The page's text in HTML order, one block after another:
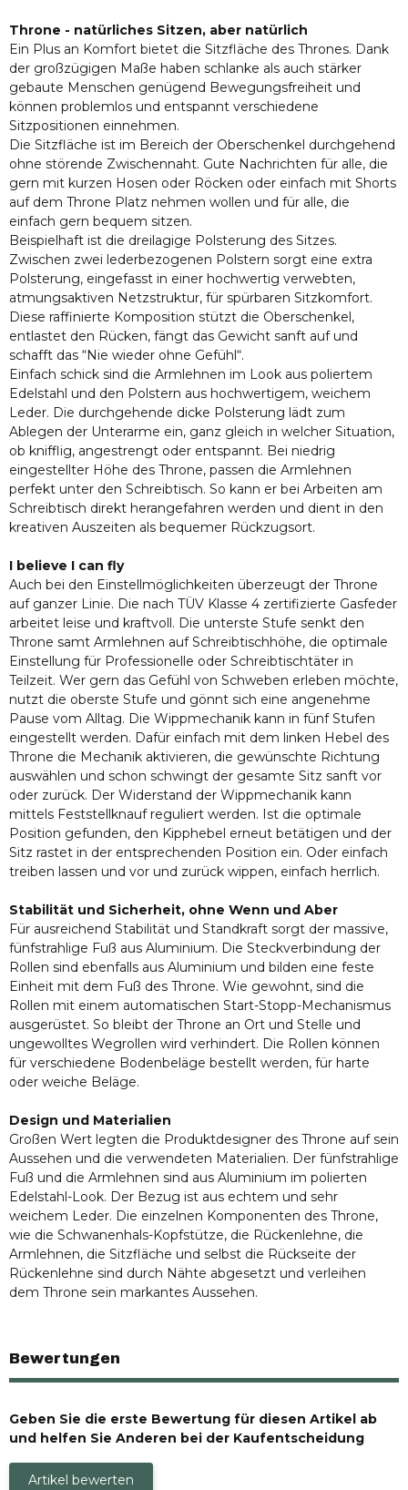
Throne - natürliches Sitzen, aber natürlich
Ein Plus an Komfort bietet die Sitzfläche des Thrones. Dank
der großzügigen Maße haben schlanke als auch stärker
gebaute Menschen genügend Bewegungsfreiheit und
können problemlos und entspannt verschiedene
Sitzpositionen einnehmen.
Die Sitzfläche ist im Bereich der Oberschenkel durchgehend
ohne störende Zwischennaht. Gute Nachrichten für alle, die
gern mit kurzen Hosen oder Röcken oder einfach mit Shorts
auf dem Throne Platz nehmen wollen und für alle, die
einfach gern bequem sitzen.
Beispielhaft ist die dreilagige Polsterung des Sitzes.
Zwischen zwei lederbezogenen Polstern sorgt eine extra
Polsterung, eingefasst in einer hochwertig verwebten,
atmungsaktiven Netzstruktur, für spürbaren Sitzkomfort.
Diese raffinierte Komposition stützt die Oberschenkel,
entlastet den Rücken, fängt das Gewicht sanft auf und
schafft das “Nie wieder ohne Gefühl“.
Einfach schick sind die Armlehnen im Look aus poliertem
Edelstahl und den Polstern aus hochwertigem, weichem
Leder. Die durchgehende dicke Polsterung lädt zum
Ablegen der Unterarme ein, ganz gleich in welcher Situation,
ob knifflig, angestrengt oder entspannt. Bei niedrig
eingestellter Höhe des Throne, passen die Armlehnen
perfekt unter den Schreibtisch. So kann er bei Arbeiten am
Schreibtisch direkt herangefahren werden und dient in den
kreativen Auszeiten als bequemer Rückzugsort.
I believe I can fly
Auch bei den Einstellmöglichkeiten überzeugt der Throne
auf ganzer Linie. Die nach TÜV Klasse 4 zertifizierte Gasfeder
arbeitet leise und kraftvoll. Die unterste Stufe senkt den
Throne samt Armlehnen auf Schreibtischhöhe, die optimale
Einstellung für Professionelle oder Schreibtischtäter in
Teilzeit. Wer gern das Gefühl von Schweben erleben möchte,
nutzt die oberste Stufe und gönnt sich eine angenehme
Pause vom Alltag. Die Wippmechanik kann in fünf Stufen
eingestellt werden. Dafür einfach mit dem linken Hebel des
Throne die Mechanik aktivieren, die gewünschte Richtung
auswählen und schon schwingt der gesamte Sitz sanft vor
oder zurück. Der Widerstand der Wippmechanik kann
mittels Feststellknauf reguliert werden. Ist die optimale
Position gefunden, den Kipphebel erneut betätigen und der
Sitz rastet in der entsprechenden Position ein. Oder einfach
treiben lassen und vor und zurück wippen, einfach herrlich.
Stabilität und Sicherheit, ohne Wenn und Aber
Für ausreichend Stabilität und Standkraft sorgt der massive,
fünfstrahlige Fuß aus Aluminium. Die Steckverbindung der
Rollen sind ebenfalls aus Aluminium und bilden eine feste
Einheit mit dem Fuß des Throne. Wie gewohnt, sind die
Rollen mit einem automatischen Start-Stopp-Mechanismus
ausgerüstet. So bleibt der Throne an Ort und Stelle und
ungewolltes Wegrollen wird verhindert. Die Rollen können
für verschiedene Bodenbeläge bestellt werden, für harte
oder weiche Beläge.
Design und Materialien
Großen Wert legten die Produktdesigner des Throne auf sein
Aussehen und die verwendeten Materialien. Der fünfstrahlige
Fuß und die Armlehnen sind aus Aluminium im polierten
Edelstahl-Look. Der Bezug ist aus echtem und sehr
weichem Leder. Die einzelnen Komponenten des Throne,
wie die Schwanenhals-Kopfstütze, die Rückenlehne, die
Armlehnen, die Sitzfläche und selbst die Rückseite der
Rückenlehne sind durch Nähte abgesetzt und verleihen
dem Throne sein markantes Aussehen.
Bewertungen
Geben Sie die erste Bewertung für diesen Artikel ab
und helfen Sie Anderen bei der Kaufentscheidung
Artikel bewerten